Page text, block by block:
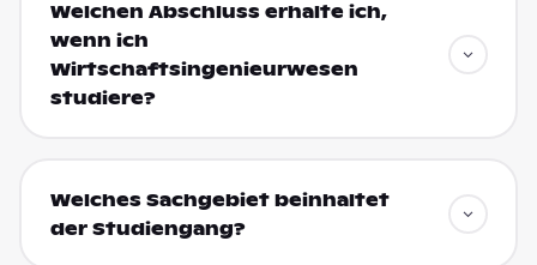
Welchen Abschluss erhalte ich,
wenn ich
Wirtschaftsingenieurwesen
studiere?
Welches Sachgebiet beinhaltet
der Studiengang?